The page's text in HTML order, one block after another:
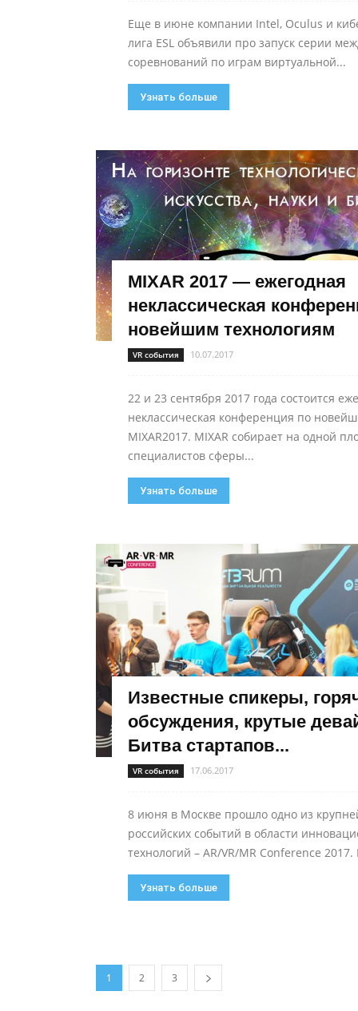
Еще в июне компании Intel, Oculus и
лига ESL объявили про запуск серии
соревнований по играм виртуальной...
Узнать больше
MIXAR 2017 — ежегодная
неклассическая
новейшим технологиям
VR события 10.07.2017
22 и 23 сентября 2017 года состоится
неклассическая конференция по
MIXAR2017. MIXAR собирает на одной
специалистов сферы...
Узнать больше
Известные спикеры,
обсуждения, крутые
Битва стартапов...
VR события 17.06.2017
8 июня в Москве прошло одно из
российских событий в области
технологий – AR/VR/MR Conference 2017.
Узнать больше
1 2 3